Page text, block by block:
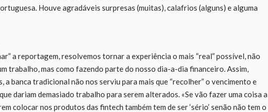
Houve agradáveis surpresas (muitas), calafrios (alguns) e alguma
a reportagem, resolvemos tornar a experiência o mais “real” possível, não
trabalho, mas como fazendo parte do nosso dia-a-dia financeiro. Assim,
a banca tradicional não nos serviu para mais que “recolher” o vencimento e
dariam demasiado trabalho para serem alterados. «Se vão fazer uma coisa a
colocar nos produtos das fintech também tem de ser ‘sério’ senão não tem o